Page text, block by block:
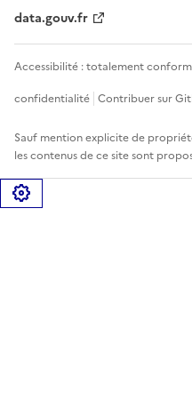
data.gouv.fr
Accessibilité : totalement
confidentialité Contribuer sur
Sauf mention explicite de
les contenus de ce site sont
Gérer les cookies